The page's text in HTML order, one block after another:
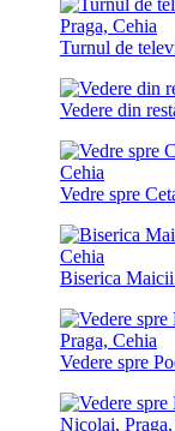
Turnul de
Vedere din
Vedre spre
Biserica
Vedere spre